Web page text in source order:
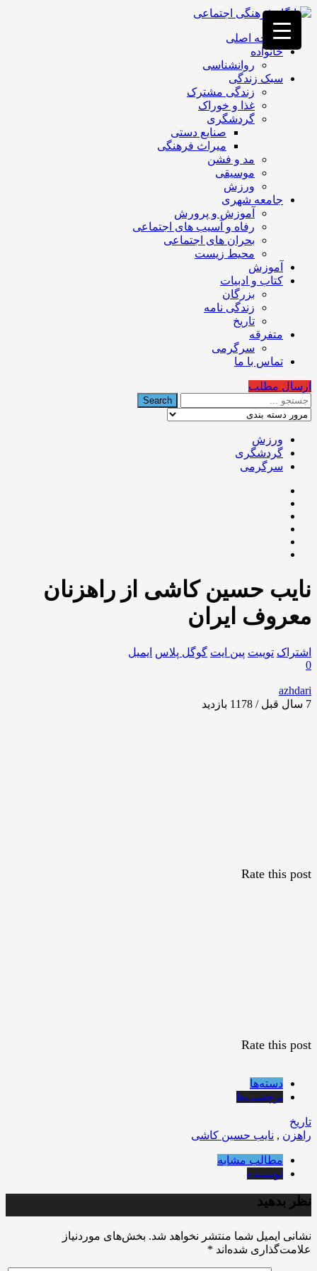
فصد
خون
غرب
تهران
خشکشویی
تصفیه
تهران
صفحه اصلی
خانواده
روانشناسی
سبک زندگی
زندگی مشترک
غذا و خوراک
گردشگری
صنایع دستی
میراث فرهنگی
مد و فشن
موسیقی
ورزش
جامعه شهری
آموزش و پرورش
رفاه و آسیب های اجتماعی
بحران های اجتماعی
محیط زیست
آموزش
کتاب و ادبیات
بزرگان
زندگی نامه
تاریخ
متفرقه
سرگرمی
تماس با ما
ارسال مطلب
ورزش
گردشگری
سرگرمی
نایب حسین کاشی از راهزنان
معروف ایران
اشتراک توییت پین ایت گوگل‌ پلاس ایمیل
0
azhdari
7 سال قبل / 1178
بازدید
Rate this post
Rate this post
دسته‌ها
برچسب‌ها
تاریخ
راهزن , نایب حسین کاشی
مطالب مشابه
نویسنده
نظر بدهید
نشانی ایمیل شما منتشر نخواهد شد. بخش‌های موردنیاز
علامت‌گذاری شده‌اند *